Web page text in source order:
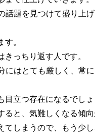
題を見つけて盛り上
。
っちり返す人です。
はとても厳しく、常
立つ存在になるでしょ
と、気難しくなる傾向
しまうので、もう少